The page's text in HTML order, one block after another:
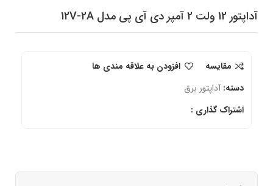
آداپتور 12 ولت 2 آمپر دی آی پی مدل 12V-2A
مقایسه
افزودن به علاقه مندی ها
دسته: آداپتور برق
اشتراک گذاری :